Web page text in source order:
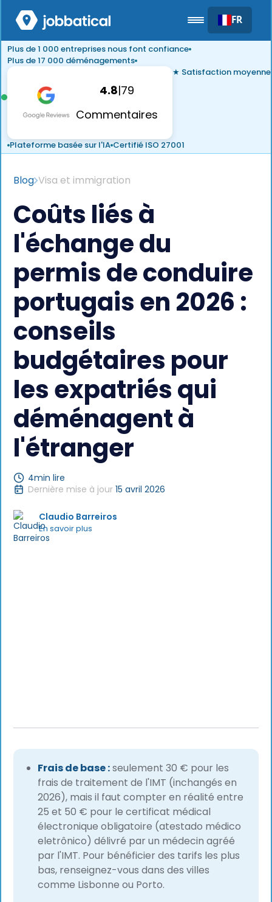
FR
Plus de 1 000 entreprises nous font confiance
Plus de 17 000 déménagements
4.8|79
Commentaires
★ Satisfaction moyenne
Plateforme basée sur l'IA Certifié ISO 27001
Blog Visa et immigration
Coûts liés à
l'échange du
permis de conduire
portugais en 2026 :
conseils
budgétaires pour
les expatriés qui
déménagent à
l'étranger
4min lire
Dernière mise à jour 15 avril 2026
Claudio Barreiros
En savoir plus
Frais de base :seulement 30 € pour les
frais de traitement de l'IMT (inchangés en
2026), mais il faut compter en réalité entre
25 et 50 € pour le certificat médical
électronique obligatoire (atestado médico
eletrônico) délivré par un médecin agréé
par l'IMT. Pour bénéficier des tarifs les plus
bas, renseignez-vous dans des villes
comme Lisbonne ou Porto.